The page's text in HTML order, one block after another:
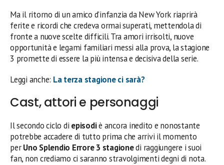
Ma il ritorno di un amico d’infanzia da New York riaprirà
ferite e ricordi che credeva ormai superati, mettendola di
fronte a nuove scelte difficili. Tra amori irrisolti, nuove
opportunità e legami familiari messi alla prova, la stagione
3 promette di essere la più intensa e decisiva della serie.
Leggi anche: La terza stagione ci sarà?
Cast, attori e personaggi
Il secondo ciclo di episodiè ancora inedito e nonostante
potrebbe accadere di tutto prima che arrivi il momento
perUno Splendio Errore 3 stagionedi raggiungere i suoi
fan, non crediamo ci saranno stravolgimenti degni di nota.